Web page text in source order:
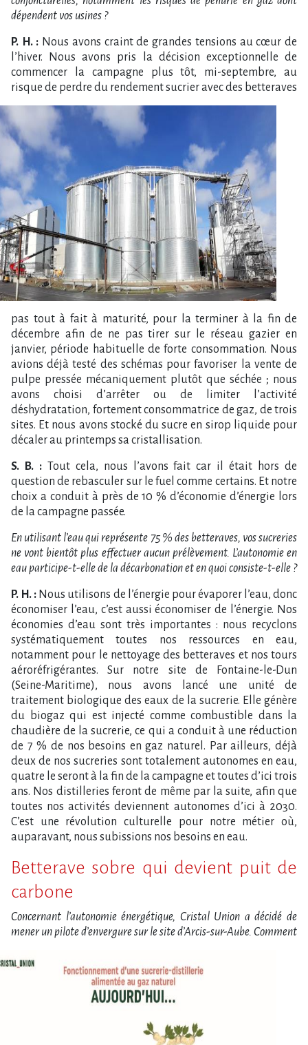
dépendent vos usines ?
P. H. : Nous avons craint de grandes tensions au cœur de
l’hiver. Nous avons pris la décision exceptionnelle de
commencer la campagne plus tôt, mi-septembre, au
risque de perdre du rendement sucrier avec des betteraves
pas tout à fait à maturité, pour la terminer à la fin de
décembre afin de ne pas tirer sur le réseau gazier en
janvier, période habituelle de forte consommation. Nous
avions déjà testé des schémas pour favoriser la vente de
pulpe pressée mécaniquement plutôt que séchée ; nous
avons choisi d’arrêter ou de limiter l’activité
déshydratation, fortement consommatrice de gaz, de trois
sites. Et nous avons stocké du sucre en sirop liquide pour
décaler au printemps sa cristallisation.
S. B. : Tout cela, nous l’avons fait car il était hors de
question de rebasculer sur le fuel comme certains. Et notre
choix a conduit à près de 10 % d’économie d’énergie lors
de la campagne passée.
En utilisant l’eau qui représente 75 % des betteraves, vos sucreries
ne vont bientôt plus effectuer aucun prélèvement. L’autonomie en
eau participe-t-elle de la décarbonation et en quoi consiste-t-elle ?
P. H. : Nous utilisons de l’énergie pour évaporer l’eau, donc
économiser l’eau, c’est aussi économiser de l’énergie. Nos
économies d’eau sont très importantes : nous recyclons
systématiquement toutes nos ressources en eau,
notamment pour le nettoyage des betteraves et nos tours
aéroréfrigérantes. Sur notre site de Fontaine-le-Dun
(Seine-Maritime), nous avons lancé une unité de
traitement biologique des eaux de la sucrerie. Elle génère
du biogaz qui est injecté comme combustible dans la
chaudière de la sucrerie, ce qui a conduit à une réduction
de 7 % de nos besoins en gaz naturel. Par ailleurs, déjà
deux de nos sucreries sont totalement autonomes en eau,
quatre le seront à la fin de la campagne et toutes d’ici trois
ans. Nos distilleries feront de même par la suite, afin que
toutes nos activités deviennent autonomes d’ici à 2030.
C’est une révolution culturelle pour notre métier où,
auparavant, nous subissions nos besoins en eau.
Betterave sobre qui devient puit de
carbone
Concernant l’autonomie énergétique, Cristal Union a décidé de
menerun pilote d’envergure sur le site d’Arcis-sur-Aube. Comment